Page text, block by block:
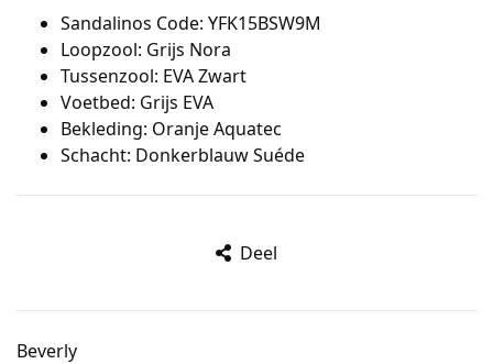
Sandalinos Code: YFK15BSW9M
Loopzool: Grijs Nora
Tussenzool: EVA Zwart
Voetbed: Grijs EVA
Bekleding: Oranje Aquatec
Schacht: Donkerblauw Suéde
Deel
Beverly